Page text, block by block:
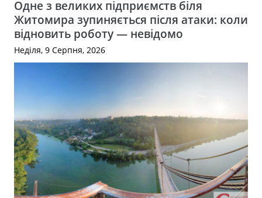
Одне з великих підприємств біля
Житомира зупиняється після атаки: коли
відновить роботу — невідомо
Неділя, 9 Серпня, 2026